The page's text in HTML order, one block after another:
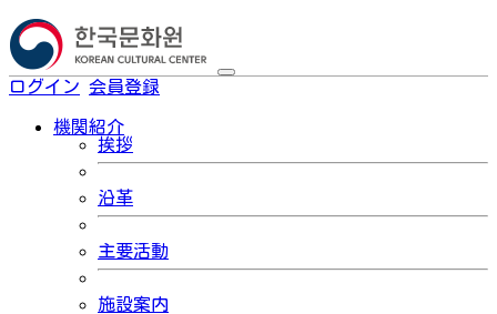
ログイン 会員登録
機関紹介
挨拶
沿革
主要活動
施設案内